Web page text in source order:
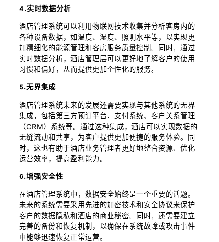
4.实时数据分析
酒店管理系统可以利用物联网技术收集并分析客房内的
各种设备数据，如温度、湿度、照明水平等，以实现更
加精细化的能源管理和客房服务质量控制。同时，通过
实时数据分析，酒店管理层可以更好地了解客户的使用
习惯和偏好，从而提供更加个性化的服务。
5.无界集成
酒店管理系统未来的发展还需要实现与其他系统的无界
集成，包括第三方预订平台、支付系统、客户关系管理
（CRM）系统等。通过这种集成，酒店可以实现数据的
无缝流动和共享，为客户提供更加便捷的服务体验。同
时，这也有助于酒店业务管理者更好地整合资源、优化
运营效率，提高盈利能力。
6.增强安全性
在酒店管理系统中，数据安全始终是一个重要的话题。
未来的系统需要采用先进的加密技术和安全协议来保护
客户的数据隐私和酒店的商业秘密。同时，还需要建立
完善的备份和恢复机制，以确保在系统故障或攻击事件
中能够迅速恢复正常运营。